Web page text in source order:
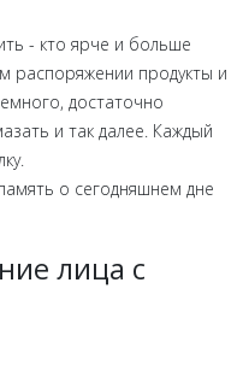
- кто ярче и больше
распоряжении продукты и
достаточно
и так далее. Каждый
о сегодняшнем дне
лица с